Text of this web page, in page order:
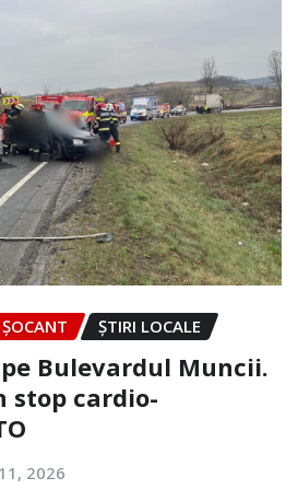
ȘOCANT ȘTIRI LOCALE
Bulevardul Muncii.
stop cardio-
2026